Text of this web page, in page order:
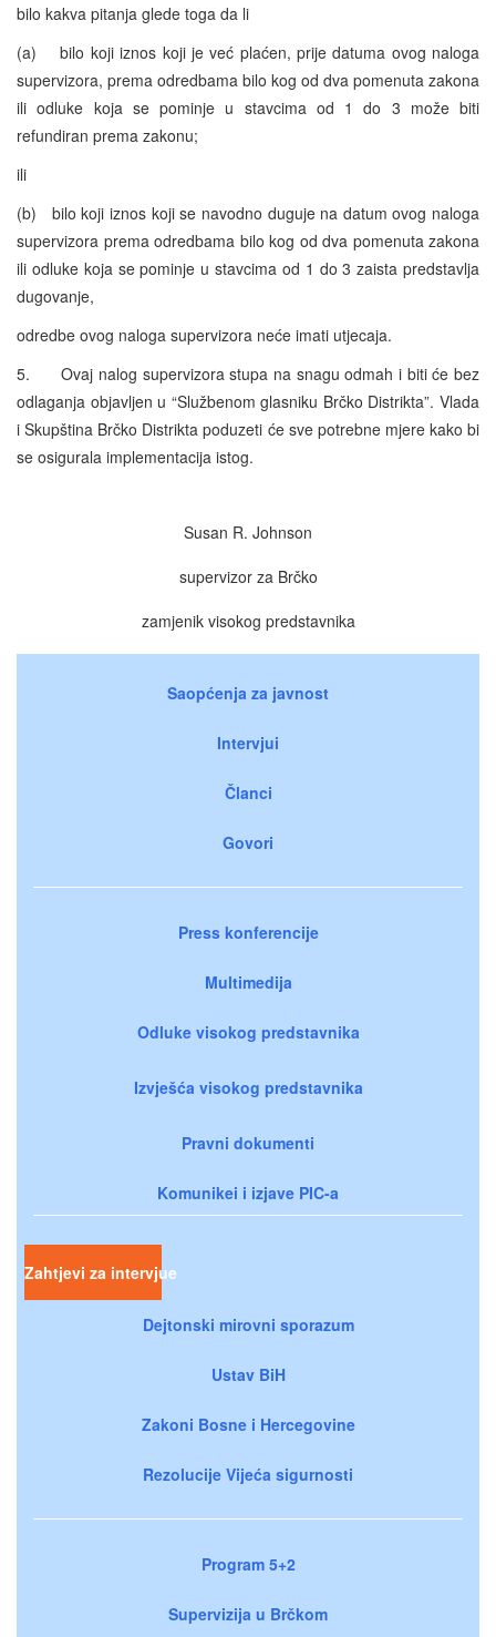
bilo kakva pitanja glede toga da li
(a) bilo koji iznos koji je već plaćen, prije datuma ovog naloga
supervizora, prema odredbama bilo kog od dva pomenuta zakona
ili odluke koja se pominje u stavcima od 1 do 3 može biti
refundiran prema zakonu;
ili
(b) bilo koji iznos koji se navodno duguje na datum ovog naloga
supervizora prema odredbama bilo kog od dva pomenuta zakona
ili odluke koja se pominje u stavcima od 1 do 3 zaista predstavlja
dugovanje,
odredbe ovog naloga supervizora neće imati utjecaja.
5. Ovaj nalog supervizora stupa na snagu odmah i biti će bez
odlaganja objavljen u “Službenom glasniku Brčko Distrikta”. Vlada
i Skupština Brčko Distrikta poduzeti će sve potrebne mjere kako bi
se osigurala implementacija istog.
Susan R. Johnson
supervizor za Brčko
zamjenik visokog predstavnika
Saopćenja za javnost
Intervjui
Članci
Govori
Press konferencije
Multimedija
Odluke visokog predstavnika
Izvješća visokog predstavnika
Pravni dokumenti
Komunikei i izjave PIC-a
Zahtjevi za intervjue
Dejtonski mirovni sporazum
Ustav BiH
Zakoni Bosne i Hercegovine
Rezolucije Vijeća sigurnosti
Program 5+2
Supervizija u Brčkom